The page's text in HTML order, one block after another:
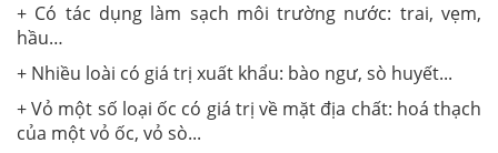
+ Có tác dụng làm sạch môi trường nước: trai, vẹm,
hầu…
+ Nhiều loài có giá trị xuất khẩu: bào ngư, sò huyết...
+ Vỏ một số loại ốc có giá trị về mặt địa chất: hoá thạch
của một vỏ ốc, vỏ sò...